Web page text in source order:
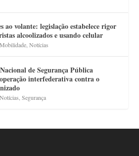
ao volante: legislação estabelece rigor
alcoolizados e usando celular
Mobilidade ,Notícias
de Segurança Pública
interfederativa contra o
Notícias ,Segurança